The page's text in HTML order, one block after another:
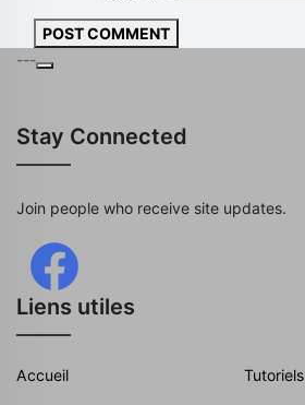
POST COMMENT
---
Stay Connected
Join people who receive site updates.
Liens utiles
Accueil
Tutoriels